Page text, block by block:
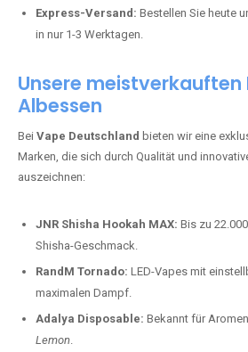
Express-Versand: Bestellen Sie heute
in nur 1-3 Werktagen.
Unsere meistverkauften
Albessen
Bei Vape Deutschland bieten wir eine
Marken, die sich durch Qualität und
auszeichnen:
JNR Shisha Hookah MAX: Bis zu
Shisha-Geschmack.
RandM Tornado: LED-Vapes mit
maximalen Dampf.
Adalya Disposable: Bekannt für
Lemon.